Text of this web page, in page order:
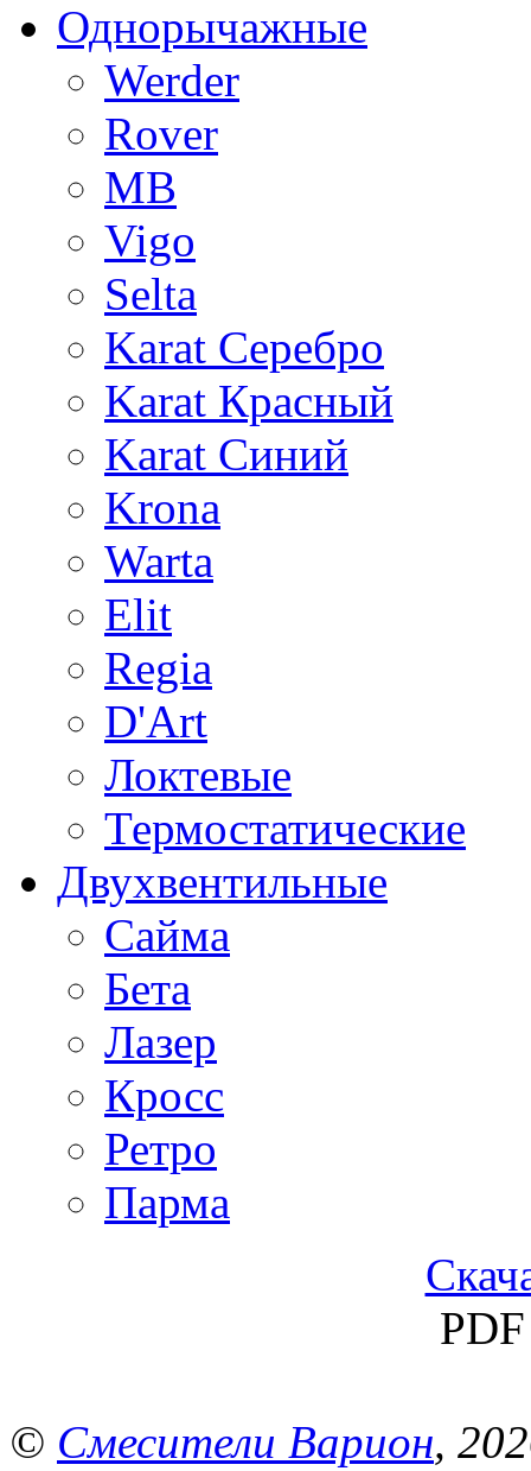
Однорычажные
Werder
Rover
MB
Vigo
Selta
Karat Серебро
Karat Красный
Karat Синий
Krona
Warta
Elit
Regia
D'Art
Локтевые
Термостатические
Двухвентильные
Сайма
Бета
Лазер
Кросс
Ретро
Парма
© Смесители Варион,